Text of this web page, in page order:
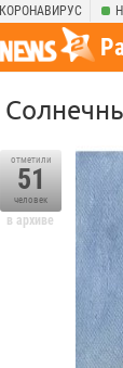
КОРОНАВИРУС
отметили
51
человек
в архиве